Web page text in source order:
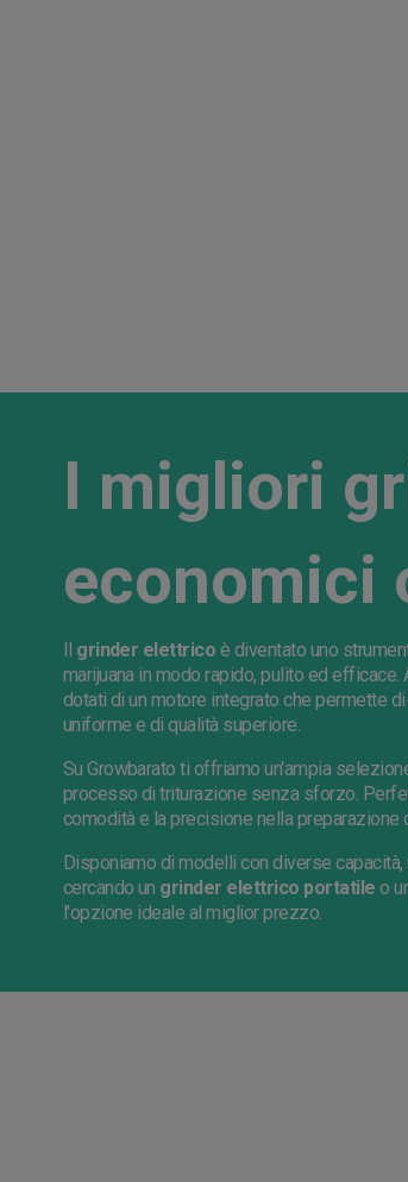
I migliori
economici
grinder elettrico è diventato uno
marijuana in modo rapido, pulito ed
dotati di un motore integrato che permette
uniforme e di qualità superiore.
Su Growbarato ti offriamo un'ampia
processo di triturazione senza sforzo.
comodità e la precisione nella preparazione
Disponiamo di modelli con diverse
cercando un grinder elettrico portatile o
l'opzione ideale al miglior prezzo.